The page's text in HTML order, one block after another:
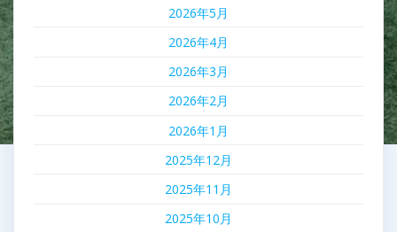
2026年5月
2026年4月
2026年3月
2026年2月
2026年1月
2025年12月
2025年11月
2025年10月